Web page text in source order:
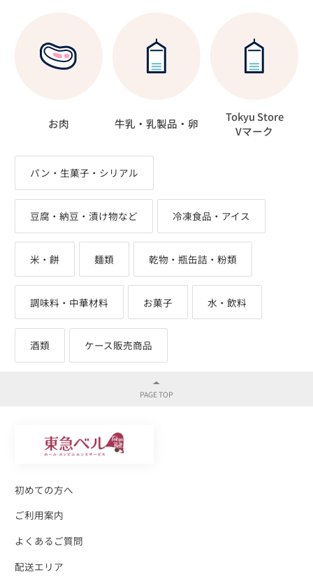
お肉 牛乳・乳製品・卵
Tokyu Store
Vマーク
パン・生菓子・シリアル
豆腐・納豆・漬け物など 冷凍食品・アイス
米・餅 麺類 乾物・瓶缶詰・粉類
調味料・中華材料 お菓子 水・飲料
酒類 ケース販売商品
初めての方へ
ご利用案内
よくあるご質問
配送エリア